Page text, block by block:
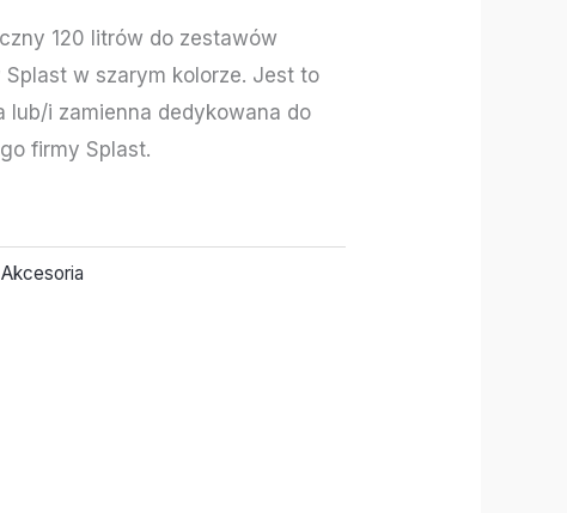
120 litrów do zestawów
w szarym kolorze. Jest to
lub/i zamienna dedykowana do
firmy Splast.
Akcesoria